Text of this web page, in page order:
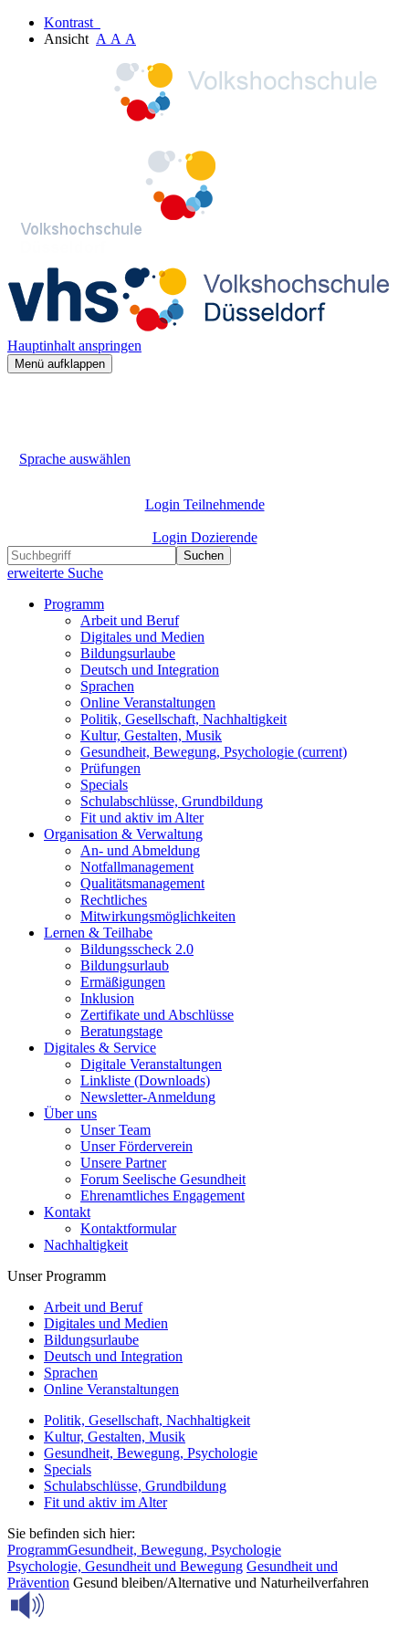
Kontrast
Ansicht A A A
Hauptinhalt anspringen
Menü aufklappen
Sprache auswählen
Login Teilnehmende
Login Dozierende
Suchen
erweiterte Suche
Programm
Arbeit und Beruf
Digitales und Medien
Bildungsurlaube
Deutsch und Integration
Sprachen
Online Veranstaltungen
Politik, Gesellschaft, Nachhaltigkeit
Kultur, Gestalten, Musik
Gesundheit, Bewegung, Psychologie (current)
Prüfungen
Specials
Schulabschlüsse, Grundbildung
Fit und aktiv im Alter
Organisation & Verwaltung
An- und Abmeldung
Notfallmanagement
Qualitätsmanagement
Rechtliches
Mitwirkungsmöglichkeiten
Lernen & Teilhabe
Bildungsscheck 2.0
Bildungsurlaub
Ermäßigungen
Inklusion
Zertifikate und Abschlüsse
Beratungstage
Digitales & Service
Digitale Veranstaltungen
Linkliste (Downloads)
Newsletter-Anmeldung
Über uns
Unser Team
Unser Förderverein
Unsere Partner
Forum Seelische Gesundheit
Ehrenamtliches Engagement
Kontakt
Kontaktformular
Nachhaltigkeit
Unser Programm
Arbeit und Beruf
Digitales und Medien
Bildungsurlaube
Deutsch und Integration
Sprachen
Online Veranstaltungen
Politik, Gesellschaft, Nachhaltigkeit
Kultur, Gestalten, Musik
Gesundheit, Bewegung, Psychologie
Specials
Schulabschlüsse, Grundbildung
Fit und aktiv im Alter
Sie befinden sich hier:
ProgrammGesundheit, Bewegung, Psychologie
Psychologie, Gesundheit und Bewegung Gesundheit und
Prävention Gesund bleiben/Alternative und Naturheilverfahren